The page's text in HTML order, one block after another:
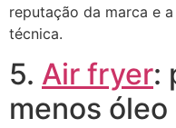
reputação da marca e
técnica.
5. Air fryer:
menos